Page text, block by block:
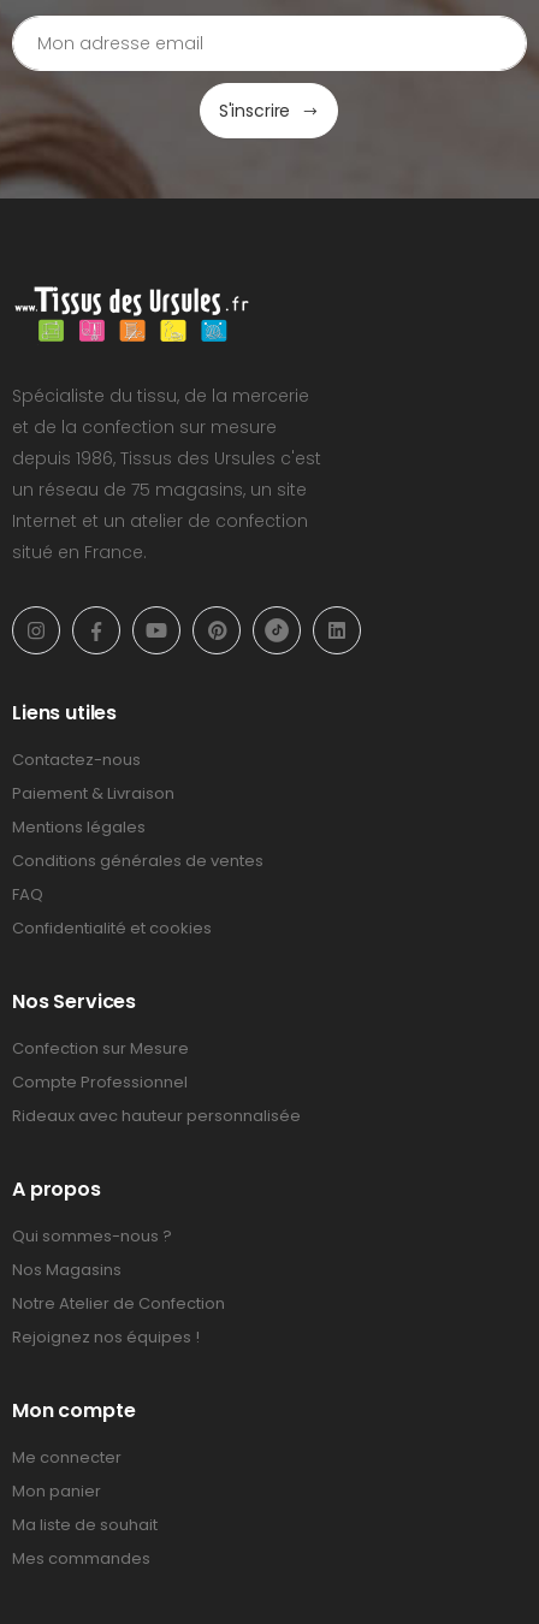
S'inscrire
Spécialiste du tissu, de la mercerie
et de la confection sur mesure
depuis 1986, Tissus des Ursules c'est
un réseau de 75 magasins, un site
Internet et un atelier de confection
situé en France.
Liens utiles
Contactez-nous
Paiement & Livraison
Mentions légales
Conditions générales de ventes
FAQ
Confidentialité et cookies
Nos Services
Confection sur Mesure
Compte Professionnel
Rideaux avec hauteur personnalisée
A propos
Qui sommes-nous ?
Nos Magasins
Notre Atelier de Confection
Rejoignez nos équipes !
Mon compte
Me connecter
Mon panier
Ma liste de souhait
Mes commandes